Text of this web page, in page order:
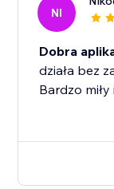
NI
Dobra
działa bez
Bardzo